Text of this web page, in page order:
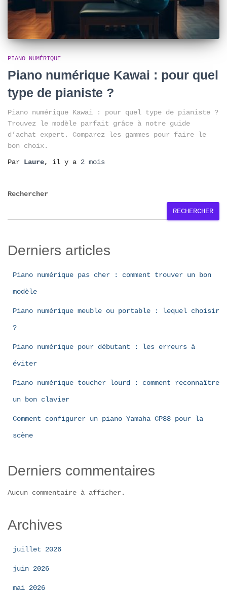
PIANO NUMÉRIQUE
Piano numérique Kawai : pour quel
type de pianiste ?
Piano numérique Kawai : pour quel type de pianiste ?
Trouvez le modèle parfait grâce à notre guide
d’achat expert. Comparez les gammes pour faire le
bon choix.
Par Laure, il y a 2 mois
Rechercher
RECHERCHER
Derniers articles
Piano numérique pas cher : comment trouver un bon
modèle
Piano numérique meuble ou portable : lequel choisir
?
Piano numérique pour débutant : les erreurs à
éviter
Piano numérique toucher lourd : comment reconnaître
un bon clavier
Comment configurer un piano Yamaha CP88 pour la
scène
Derniers commentaires
Aucun commentaire à afficher.
Archives
juillet 2026
juin 2026
mai 2026